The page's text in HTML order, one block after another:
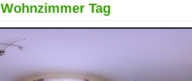
Wohnzimmer Tag